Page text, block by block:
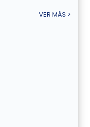
VER MÁS >